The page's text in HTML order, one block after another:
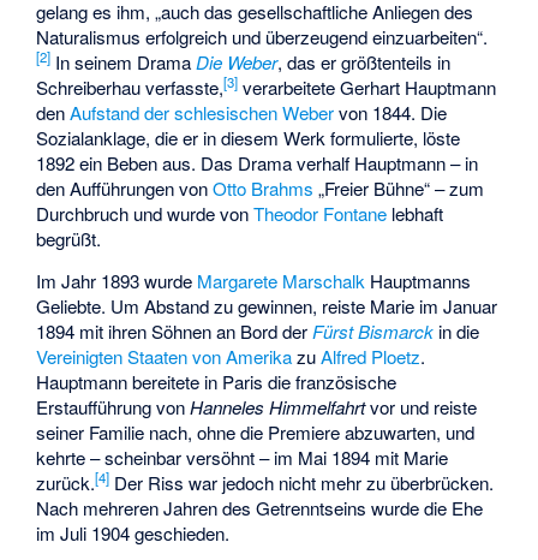
gelang es ihm, „auch das gesellschaftliche Anliegen des
Naturalismus erfolgreich und überzeugend einzuarbeiten“.
[2] In seinem DramaDie Weber, das er größtenteils in
Schreiberhau verfasste,[3] verarbeitete Gerhart Hauptmann
denAufstand der schlesischen Webervon 1844. Die
Sozialanklage, die er in diesem Werk formulierte, löste
1892 ein Beben aus. Das Drama verhalf Hauptmann – in
den Aufführungen vonOtto Brahms „Freier Bühne“ – zum
Durchbruch und wurde vonTheodor Fontane lebhaft
begrüßt.
Im Jahr 1893 wurde Margarete Marschalk Hauptmanns
Geliebte. Um Abstand zu gewinnen, reiste Marie im Januar
1894 mit ihren Söhnen an Bord der Fürst Bismarck in die
Vereinigten Staaten von AmerikazuAlfred Ploetz.
Hauptmann bereitete in Paris die französische
Erstaufführung vonHanneles Himmelfahrtvor und reiste
seiner Familie nach, ohne die Premiere abzuwarten, und
kehrte – scheinbar versöhnt – im Mai 1894 mit Marie
zurück.[4] Der Riss war jedoch nicht mehr zu überbrücken.
Nach mehreren Jahren des Getrenntseins wurde die Ehe
im Juli 1904 geschieden.